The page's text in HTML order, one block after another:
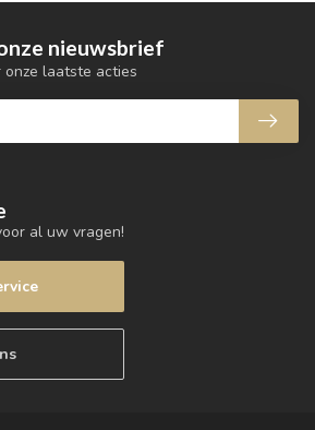
al uw vragen!
nieuwsbrief
laatste acties